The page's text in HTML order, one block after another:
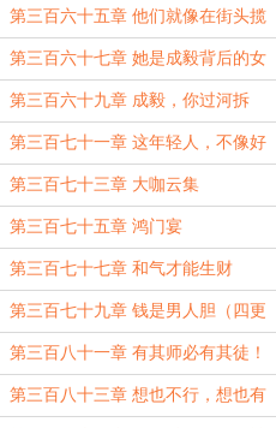
第三百六十五章 他们就像在街头揽
客
第三百六十七章 她是成毅背后的女
人?
第三百六十九章 成毅，你过河拆
桥！
第三百七十一章 这年轻人，不像好
人呐！
第三百七十三章 大咖云集
第三百七十五章 鸿门宴
第三百七十七章 和气才能生财
第三百七十九章 钱是男人胆（四更
第一更！）
第三百八十一章 有其师必有其徒！
（四更第三更！）
第三百八十三章 想也不行，想也有